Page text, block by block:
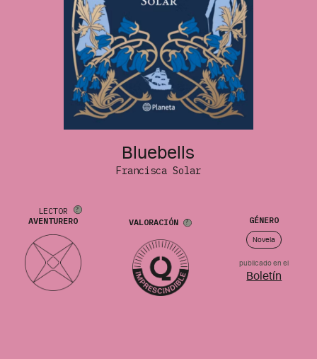
Bluebells
Francisca Solar
LECTOR
AVENTURERO
VALORACIÓN GÉNERO
Novela
publicado en el
Boletín